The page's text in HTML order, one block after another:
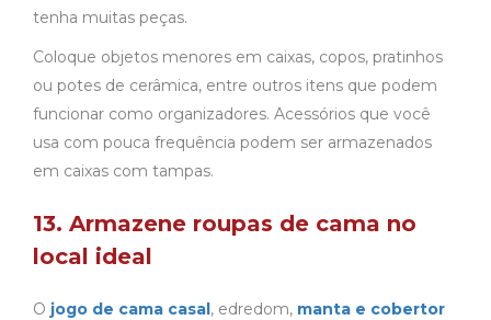
tenha muitas peças.
Coloque objetos menores em caixas, copos, pratinhos
ou potes de cerâmica, entre outros itens que podem
funcionar como organizadores. Acessórios que você
usa com pouca frequência podem ser armazenados
em caixas com tampas.
13. Armazene roupas de cama no
local ideal
O jogo de cama casal, edredom, manta e cobertor